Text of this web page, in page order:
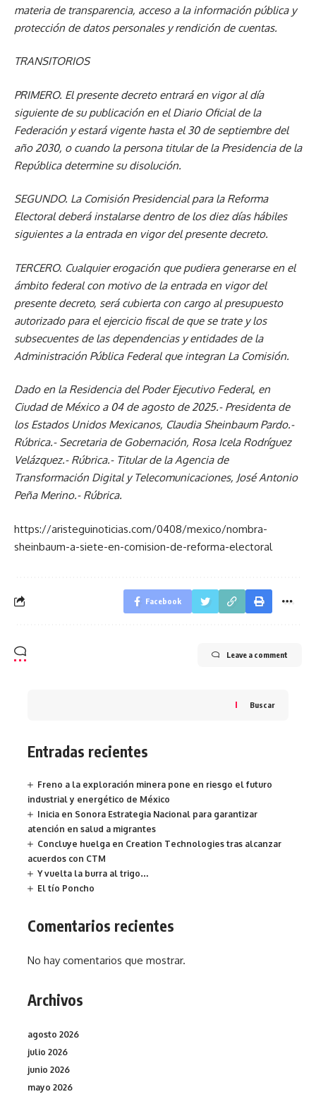
materia de transparencia, acceso a la información pública y
protección de datos personales y rendición de cuentas.
TRANSITORIOS
PRIMERO. El presente decreto entrará en vigor al día
siguiente de su publicación en el Diario Oficial de la
Federación y estará vigente hasta el 30 de septiembre del
año 2030, o cuando la persona titular de la Presidencia de la
República determine su disolución.
SEGUNDO. La Comisión Presidencial para la Reforma
Electoral deberá instalarse dentro de los diez días hábiles
siguientes a la entrada en vigor del presente decreto.
TERCERO. Cualquier erogación que pudiera generarse en el
ámbito federal con motivo de la entrada en vigor del
presente decreto, será cubierta con cargo al presupuesto
autorizado para el ejercicio fiscal de que se trate y los
subsecuentes de las dependencias y entidades de la
Administración Pública Federal que integran La Comisión.
Dado en la Residencia del Poder Ejecutivo Federal, en
Ciudad de México a 04 de agosto de 2025.- Presidenta de
los Estados Unidos Mexicanos, Claudia Sheinbaum Pardo.-
Rúbrica.- Secretaria de Gobernación, Rosa Icela Rodríguez
Velázquez.- Rúbrica.- Titular de la Agencia de
Transformación Digital y Telecomunicaciones, José Antonio
Peña Merino.- Rúbrica.
https://aristeguinoticias.com/0408/mexico/nombra-
sheinbaum-a-siete-en-comision-de-reforma-electoral
Facebook
Leave a comment
Buscar
Entradas recientes
Freno a la exploración minera pone en riesgo el futuro
industrial y energético de México
Inicia en Sonora Estrategia Nacional para garantizar
atención en salud a migrantes
Concluye huelga en Creation Technologies tras alcanzar
acuerdos con CTM
Y vuelta la burra al trigo…
El tío Poncho
Comentarios recientes
No hay comentarios que mostrar.
Archivos
agosto 2026
julio 2026
junio 2026
mayo 2026